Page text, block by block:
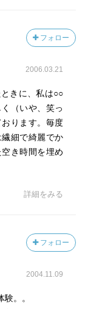
フォロー
2006.03.21
きに、私は○○
（いや、笑っ
ります。毎度
細で綺麗でか
き時間を埋め
詳細をみる
フォロー
2004.11.09
。。